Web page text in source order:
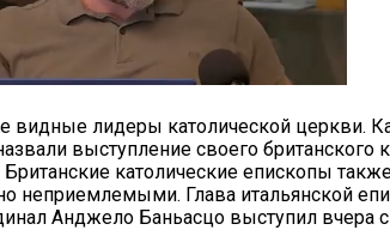
видные лидеры католической церкви.
выступление своего британского
католические епископы
неприемлемыми. Глава итальянской
Анджело Баньасцо выступил вчера